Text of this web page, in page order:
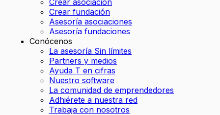
Crear asociación
Crear fundación
Asesoría asociaciones
Asesoría fundaciones
Conócenos
La asesoría Sin límites
Partners y medios
Ayuda T en cifras
Nuestro software
La comunidad de emprendedores
Adhiérete a nuestra red
Trabaja con nosotros